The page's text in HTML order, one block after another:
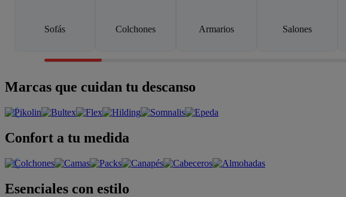
Sofás Colchones Armarios Salones
Marcas que cuidan tu descanso
Confort a tu medida
Esenciales con estilo